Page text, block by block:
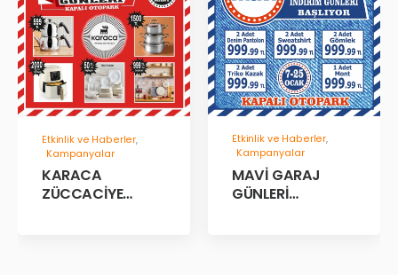
Etkinlik ve Haberler,
Kampanyalar
KARACA
ZÜCCACİYE
Etkinlik ve Haberler,
Kampanyalar
MAVİ GARAJ
GÜNLERİ